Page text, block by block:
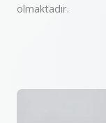
olmaktadır.